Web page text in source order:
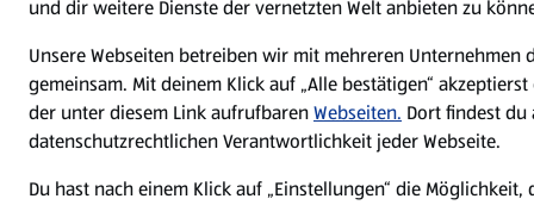
und dir weitere Dienste der vernetzten Welt anbieten zu
Unsere Webseiten betreiben wir mit mehreren Unternehmen
gemeinsam. Mit deinem Klick auf „Alle bestätigen“
der unter diesem Link aufrufbarenWebseiten. Dort findest
datenschutzrechtlichen Verantwortlichkeit jeder Webseite.
Du hast nach einem Klick auf „Einstellungen“ die